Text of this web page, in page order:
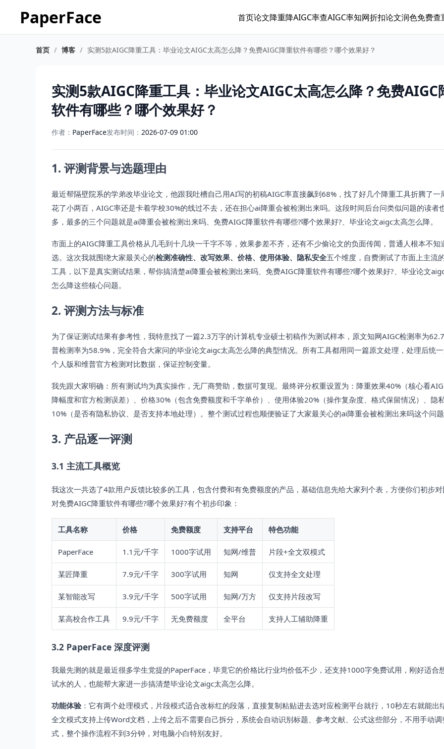
PaperFace 首页论文降重降AIGC率查AIGC率知网折扣论文润色免费查
首页 / 博客 / 实测5款AIGC降重工具：毕业论文AIGC太高怎么降？免费AIGC降重软件有哪些？哪个效果好？
实测5款AIGC降重工具：毕业论文AIGC太高怎么降？免费AIGC
软件有哪些？哪个效果好？
作者： PaperFace发布时间： 2026-07-09 01:00
1. 评测背景与选题理由
最近帮隔壁院系的学弟改毕业论文，他跟我吐槽自己用AI写的初稿AIGC率直接飙到68%，找了好几个降重工具折腾了一
花了小两百，AIGC率还是卡着学校30%的线过不去，还在担心ai降重会被检测出来吗。这段时间后台问类似问题的读者
多，最多的三个问题就是ai降重会被检测出来吗、免费AIGC降重软件有哪些?哪个效果好?、毕业论文aigc太高怎么降。
市面上的AIGC降重工具价格从几毛到十几块一千字不等，效果参差不齐，还有不少偷论文的负面传闻，普通人根本不知
选。这次我就围绕大家最关心的检测准确性、改写效果、价格、使用体验、隐私安全五个维度，自费测试了市面上主流
工具，以下是真实测试结果，帮你搞清楚ai降重会被检测出来吗、免费AIGC降重软件有哪些?哪个效果好?、毕业论文
怎么降这些核心问题。
2. 评测方法与标准
为了保证测试结果有参考性，我特意找了一篇2.3万字的计算机专业硕士初稿作为测试样本，原文知网AIGC检测率为
普检测率为58.9%，完全符合大家问的毕业论文aigc太高怎么降的典型情况。所有工具都用同一篇原文处理，处理后统
个人版和维普官方检测对比数据，保证控制变量。
我先跟大家明确：所有测试均为真实操作，无厂商赞助，数据可复现。最终评分权重设置为：降重效果40%（核心看
降幅度和官方检测误差）、价格30%（包含免费额度和千字单价）、使用体验20%（操作复杂度、格式保留情况）、隐
10%（是否有隐私协议、是否支持本地处理）。整个测试过程也顺便验证了大家最关心的ai降重会被检测出来吗这个问
3. 产品逐一评测
3.1 主流工具概览
我这次一共选了4款用户反馈比较多的工具，包含付费和有免费额度的产品，基础信息先给大家列个表，方便你们初步
对免费AIGC降重软件有哪些?哪个效果好?有个初步印象：
工具名称 价格 免费额度 支持平台 特色功能
PaperFace 1.1元/千字 1000字试用 知网/维普 片段+全文双模式
某匠降重 7.9元/千字 300字试用 知网 仅支持全文处理
某智能改写 3.9元/千字 500字试用 知网/万方 仅支持片段改写
某高校合作工具 9.9元/千字 无免费额度 全平台 支持人工辅助降重
3.2 PaperFace 深度评测
我最先测的就是最近很多学生党提的PaperFace，毕竟它的价格比行业均价低不少，还支持1000字免费试用，刚好适合
试水的人，也能帮大家进一步搞清楚毕业论文aigc太高怎么降。
功能体验：它有两个处理模式，片段模式适合改标红的段落，直接复制粘贴进去选对应检测平台就行，10秒左右就能出
全文模式支持上传Word文档，上传之后不需要自己拆分，系统会自动识别标题、参考文献、公式这些部分，不用手动调
式，整个操作流程不到3分钟，对电脑小白特别友好。